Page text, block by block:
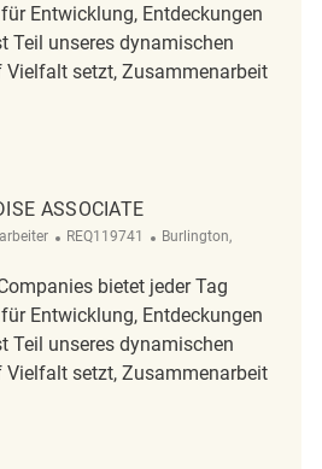
Entwicklung, Entdeckungen
Teil unseres dynamischen
Vielfalt setzt, Zusammenarbeit
REQ137819
ASSOCIATE
ReqId
REQ119741 Ort
Burlington,
bietet jeder Tag
Entwicklung, Entdeckungen
Teil unseres dynamischen
Vielfalt setzt, Zusammenarbeit
Associate REQ119741